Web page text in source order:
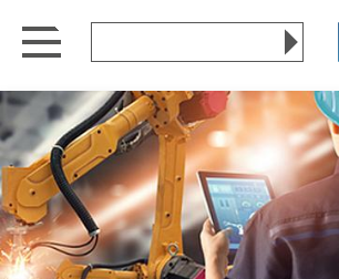
content
menu
Menu open/close
Website